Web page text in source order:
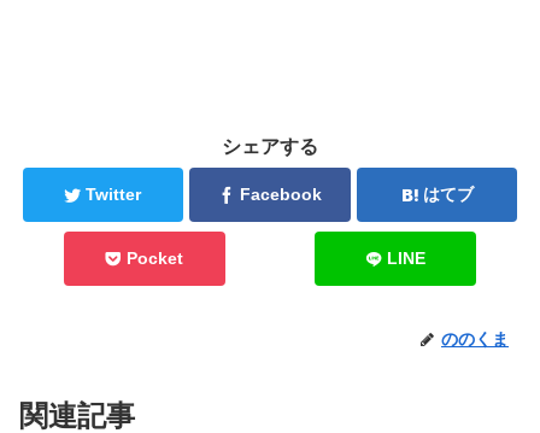
シェアする
Twitter Facebook はてブ
Pocket LINE
ののくま
関連記事